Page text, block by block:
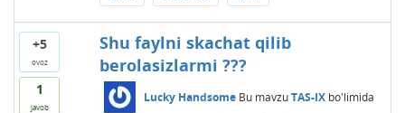
+5
ovoz
1
javob
Shu faylni skachat qilib
berolasizlarmi ???
Lucky Handsome Bu mavzuTAS-IXbo'limida